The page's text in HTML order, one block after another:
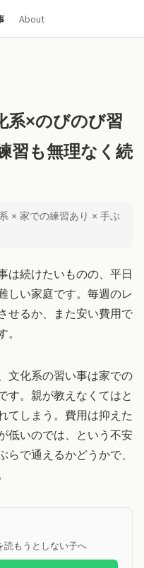
About
系×のびのび習
習も無理なく続
× 家での練習あり × 手ぶ
は続けたいものの、平日
しい家庭です。毎週のレ
せるか、また安い費用で
。
文化系の習い事は家での
す。親が教えなくてはと
てしまう。費用は抑えた
低いのでは、という不安
らで通えるかどうかで、
読もうとしない子へ